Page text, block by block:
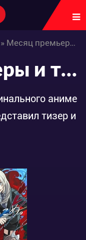
» Месяц премьеры и тизер оригинального аниме «Girls Band Cry»
Месяц премьеры и тизер оригинального аниме «Girls Band Cry»
аниме
тизер и